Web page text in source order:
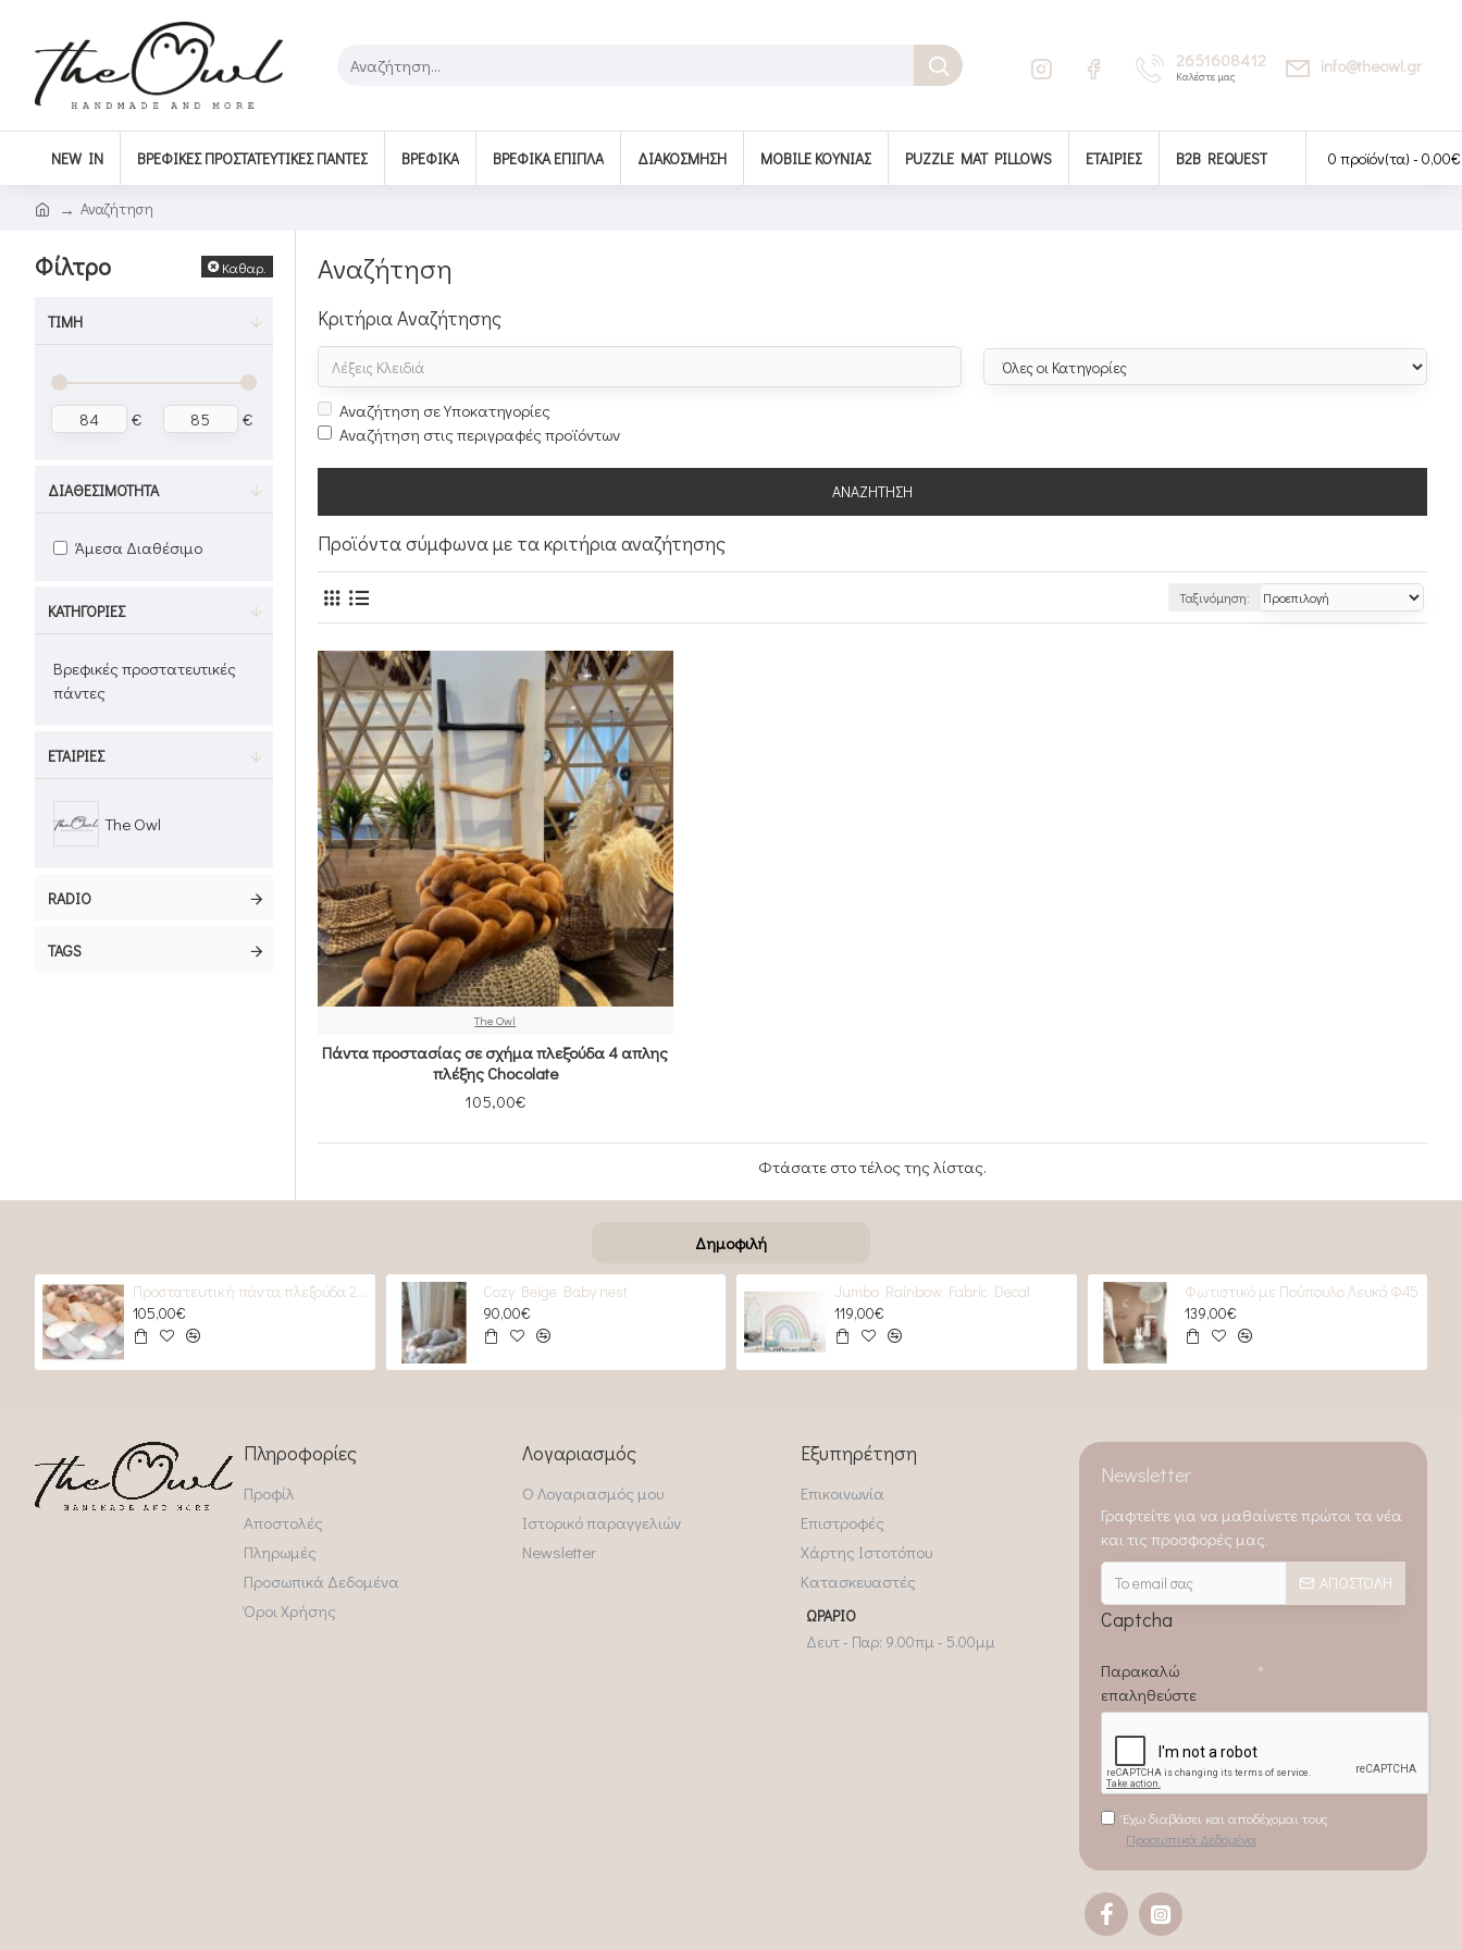
2651608412
Καλέστε μας
info@theowl.gr
NEW IN ΒΡΕΦΙΚΈΣ ΠΡΟΣΤΑΤΕΥΤΙΚΈΣ ΠΆΝΤΕΣ ΒΡΕΦΙΚΆ BΡΕΦΙΚΆ ΈΠΙΠΛΑ ΔΙΑΚΌΣΜΗΣΗ MOBILE ΚΟΎΝΙΑΣ PUZZLE MAT PILLOWS ΕΤΑΙΡΊΕΣ B2B REQUEST 0 προϊόν(τα) - 0,00€
Αναζήτηση
Φίλτρο Καθαρ.
ΤΙΜΉ
€ €
ΚΑΤΗΓΟΡΊΕΣ
Βρεφικές προστατευτικές
πάντες
ΕΤΑΙΡΊΕΣ
The Owl
RADIO
TAGS
ΔΙΑΘΕΣΙΜΌΤΗΤΑ
Άμεσα Διαθέσιμο
Αναζήτηση
Κριτήρια Αναζήτησης
Αναζήτηση σε Υποκατηγορίες
Αναζήτηση στις περιγραφές προϊόντων
ΑΝΑΖΉΤΗΣΗ
Προϊόντα σύμφωνα με τα κριτήρια αναζήτησης
Ταξινόμηση:
The Owl
Πάντα προστασίας σε σχήμα πλεξούδα 4 απλης
πλέξης Chocolate
105,00€
Φτάσατε στο τέλος της λίστας.
Δημοφιλή
Προστατευτική πάντα πλεξούδα 2 GREYS & 2 Roses
105,00€
Cozy Beige Baby nest
90,00€
Jumbo Rainbow Fabric Decal
119,00€
Φωτιστικό με Πούπουλο Λευκό Φ45
139,00€
Πληροφορίες
Προφίλ
Αποστολές
Πληρωμές
Προσωπικά Δεδομένα
Όροι Χρήσης
Λογαριασμός
Ο Λογαριασμός μου
Ιστορικό παραγγελιών
Newsletter
Εξυπηρέτηση
Επικοινωνία
Επιστροφές
Χάρτης Ιστοτόπου
Κατασκευαστές
ΩΡΆΡΙΟ
Δευτ - Παρ: 9.00πμ - 5.00μμ
Newsletter
Γραφτείτε για να μαθαίνετε πρώτοι τα νέα
και τις προσφορές μας.
ΑΠΟΣΤΟΛΉ
Captcha
Παρακαλώ
επαληθεύστε
Έχω διαβάσει και αποδέχομαι τους
Προσωπικά Δεδομένα